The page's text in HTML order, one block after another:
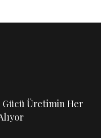
Gücü Üretimin Her